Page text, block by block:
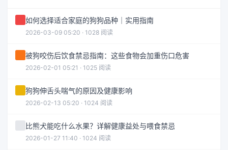
如何选择适合家庭的狗狗品种｜实用指南
2026-03-09 05:20 · 1028 阅读
被狗咬伤后饮食禁忌指南：这些食物会加重伤口危害
2026-02-01 05:21 · 1025 阅读
狗狗伸舌头喘气的原因及健康影响
2026-02-13 05:20 · 1024 阅读
比熊犬能吃什么水果？详解健康益处与喂食禁忌
2026-01-27 11:40 · 1024 阅读